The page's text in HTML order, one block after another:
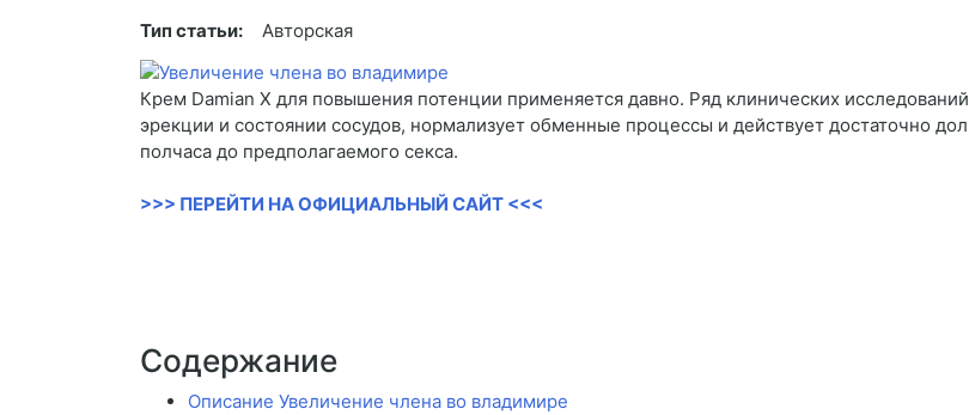
Тип статьи: Авторская
Крем Damian X для повышения потенции применяется давно. Ряд клинических
эрекции и состоянии сосудов, нормализует обменные процессы и действует достаточно
полчаса до предполагаемого секса.
>>> ПЕРЕЙТИ НА ОФИЦИАЛЬНЫЙ САЙТ <<<
Содержание
Описание Увеличение члена во владимире